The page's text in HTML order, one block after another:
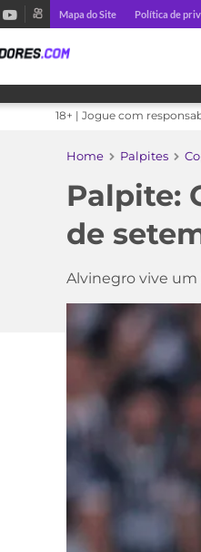
Mapa do Site Política de
18+ | Jogue com
Home Palpites
Palpite:
de
Alvinegro vive